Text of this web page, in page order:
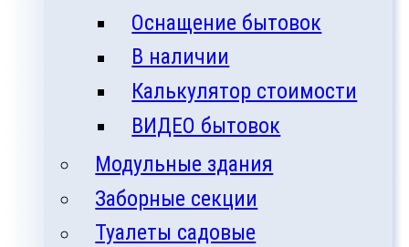
Оснащение бытовок
В наличии
Калькулятор стоимости
ВИДЕО бытовок
Модульные здания
Заборные секции
Туалеты садовые